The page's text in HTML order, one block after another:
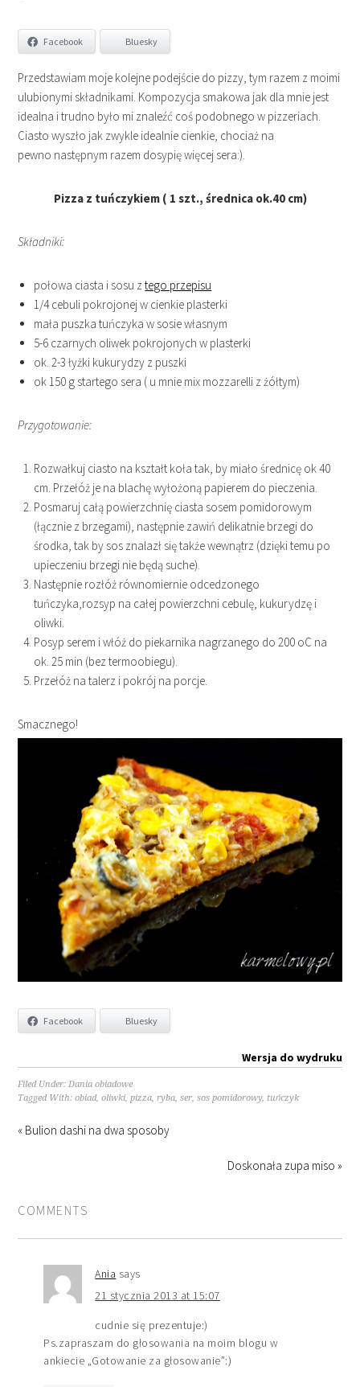
Facebook Bluesky
Przedstawiam moje kolejne podejście do pizzy, tym razem z moimi
ulubionymi składnikami. Kompozycja smakowa jak dla mnie jest
idealna i trudno było mi znaleźć coś podobnego w pizzeriach.
Ciasto wyszło jak zwykle idealnie cienkie, chociaż na
pewno następnym razem dosypię więcej sera:).
Pizza z tuńczykiem ( 1 szt., średnica ok.40 cm)
Składniki:
połowa ciasta i sosu ztego przepisu
1/4 cebuli pokrojonej w cienkie plasterki
mała puszka tuńczyka w sosie własnym
5-6 czarnych oliwek pokrojonych w plasterki
ok. 2-3 łyżki kukurydzy z puszki
ok 150 g startego sera ( u mnie mix mozzarelli z żółtym)
Przygotowanie:
Rozwałkuj ciasto na kształt koła tak, by miało średnicę ok 40
cm. Przełóż je na blachę wyłożoną papierem do pieczenia.
Posmaruj całą powierzchnię ciasta sosem pomidorowym
(łącznie z brzegami), następnie zawiń delikatnie brzegi do
środka, tak by sos znalazł się także wewnątrz (dzięki temu po
upieczeniu brzegi nie będą suche).
Następnie rozłóż równomiernie odcedzonego
tuńczyka,rozsyp na całej powierzchni cebulę, kukurydzę i
oliwki.
Posyp serem i włóż do piekarnika nagrzanego do 200 oC na
ok. 25 min (bez termoobiegu).
Przełóż na talerz i pokrój na porcje.
Smacznego!
Facebook Bluesky
Wersja do wydruku
Filed Under:Dania obiadowe
Tagged With:obiad,oliwki,pizza,ryba,ser,sos pomidorowy, tuńczyk
« Bulion dashi na dwa sposoby
Doskonała zupa miso »
COMMENTS
Ania says
21 stycznia 2013 at 15:07
cudnie się prezentuje:)
Ps.zapraszam do głosowania na moim blogu w
ankiecie „Gotowanie za głosowanie”:)